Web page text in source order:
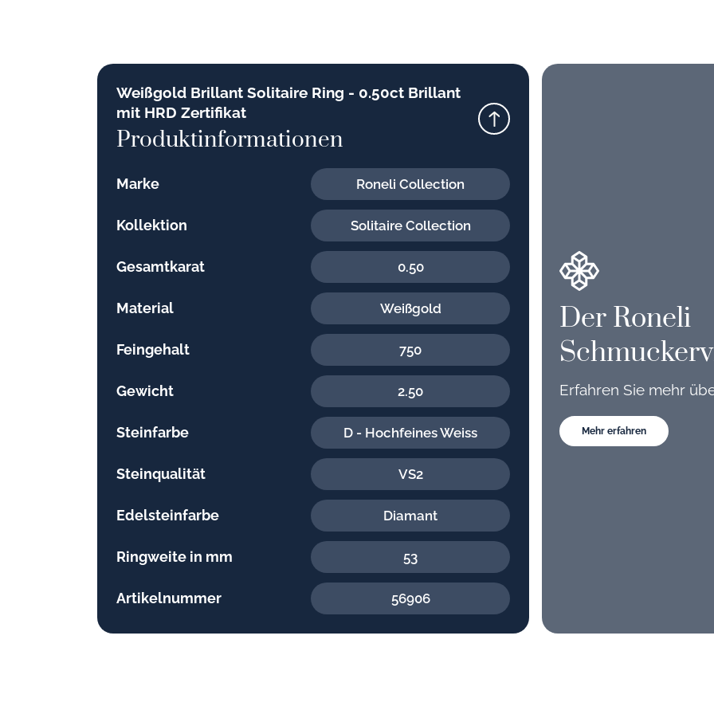
Weißgold Brillant Solitaire Ring - 0.50ct Brillant
mit HRD Zertifikat
Produktinformationen
Marke Roneli Collection
Kollektion Solitaire Collection
Gesamtkarat 0.50
Material Weißgold
Feingehalt 750
Gewicht 2.50
Steinfarbe D - Hochfeines Weiss
Steinqualität VS2
Edelsteinfarbe Diamant
Ringweite in mm 53
Artikelnummer 56906
Der Roneli
Erfahren Sie mehr
Mehr erfahren